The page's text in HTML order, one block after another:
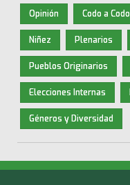
Opinión Codo a Codo
Niñez Plenarios
Pueblos Originarios
Elecciones Internas
Géneros y Diversidad